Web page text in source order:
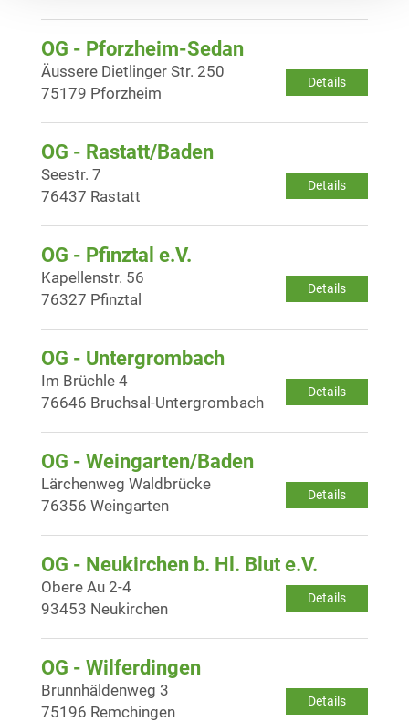
OG - Pforzheim-Sedan
Details
Äussere Dietlinger Str. 250
75179 Pforzheim
OG - Rastatt/Baden
Details
Seestr. 7
76437 Rastatt
OG - Pfinztal e.V.
Details
Kapellenstr. 56
76327 Pfinztal
OG - Untergrombach
Details
Im Brüchle 4
76646 Bruchsal-Untergrombach
OG - Weingarten/Baden
Details
Lärchenweg Waldbrücke
76356 Weingarten
OG - Neukirchen b. Hl. Blut e.V.
Details
Obere Au 2-4
93453 Neukirchen
OG - Wilferdingen
Details
Brunnhäldenweg 3
75196 Remchingen